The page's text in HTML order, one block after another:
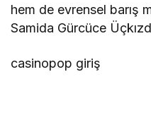
hem de evrensel barış
Samida Gürcüce
casinopop giriş